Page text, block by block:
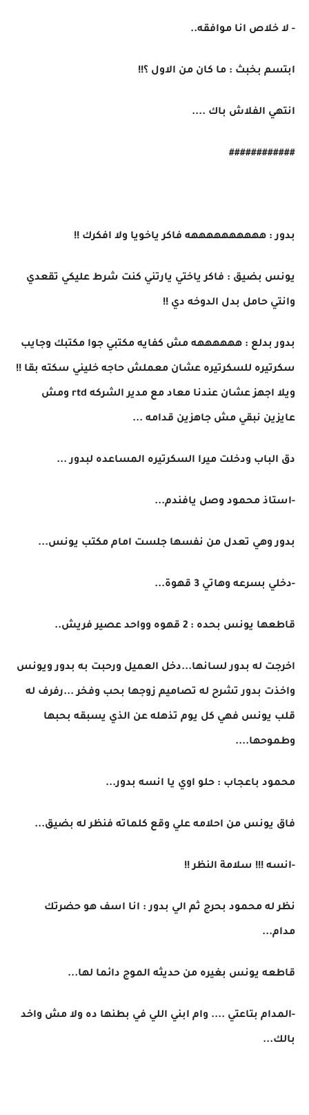
- لا خلاص انا موافقه..
ابتسم بخبث : ما كان من الاول ؟!!
انتهي الفلاش باك ....
############
بدور : ههههههههههه فاكر ياخويا ولا افكرك !!
يونس بضيق : فاكر ياختي يارتني كنت شرط عليكي تقعدي
وانتي حامل بدل الدوخه دي !!
بدور بدلع : ههههههه مش كفايه مكتبي جوا مكتبك وجايب
سكرتيره للسكرتيره عشان معملش حاجه خليني سكته بقا !!
ويلا اجهز عشان عندنا معاد مع مدير الشركه rtd ومش
عايزين نبقي مش جاهزين قدامه ...
دق الباب ودخلت ميرا السكرتيره المساعده لبدور ...
-استاذ محمود وصل يافندم...
بدور وهي تعدل من نفسها جلست امام مكتب يونس...
-دخلي بسرعه وهاتي 3 قهوة...
قاطعها يونس بحده : 2 قهوه وواحد عصير فريش..
اخرجت له بدور لسانها...دخل العميل ورحبت به بدور ويونس
واخذت بدور تشرح له تصاميم زوجها بحب وفخر ...رفرف له
قلب يونس فهي كل يوم تذهله عن الذي يسبقه بحبها
وطموحها....
محمود باعجاب : حلو اوي يا انسه بدور...
فاق يونس من احلامه علي وقع كلماته فنظر له بضيق...
-انسه !!! سلامة النظر !!
نظر له محمود بحرج ثم الي بدور : انا اسف هو حضرتك
مدام...
قاطعه يونس بغيره من حديثه الموج دائما لها...
-المدام بتاعتي .... وام ابني اللي في بطنها ده ولا مش واخد
بالك...